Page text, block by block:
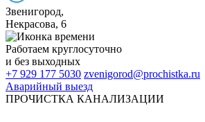
Звенигород,
Некрасова, 6
Работаем круглосуточно
и без выходных
+7 929 177 5030 zvenigorod@prochistka.ru
Аварийный выезд
ПРОЧИСТКА КАНАЛИЗАЦИИ